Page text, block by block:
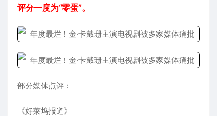
评分一度为“零蛋”。
部分媒体点评：
《好莱坞报道》